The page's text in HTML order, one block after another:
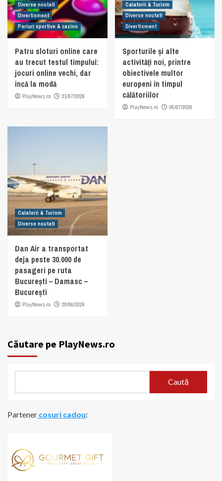
Diverse noutati
Divertisment
Pariuri sportive & cazino
Patru sloturi online care
au trecut testul timpului:
jocuri online vechi, dar
încă la modă
PlayNews.ro 21/07/2026
Calatorii & Turism
Diverse noutati
Divertisment
Sporturile și alte
activități noi, printre
obiectivele multor
europeni în timpul
călătoriilor
PlayNews.ro 05/07/2026
Calatorii & Turism
Diverse noutati
Dan Air a transportat
deja peste 30.000 de
pasageri pe ruta
București – Damasc –
București
PlayNews.ro 20/06/2026
Căutare pe PlayNews.ro
Caută
Partener cosuri cadou: